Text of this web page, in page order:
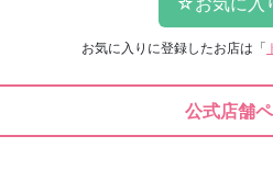
お気に入りに登録したお店は 「
公式店舗